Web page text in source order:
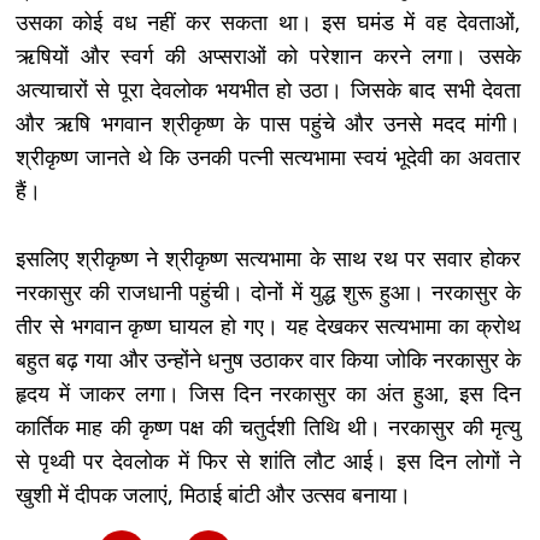
उसका कोई वध नहीं कर सकता था। इस घमंड में वह देवताओं,
ऋषियों और स्वर्ग की अप्सराओं को परेशान करने लगा। उसके
अत्याचारों से पूरा देवलोक भयभीत हो उठा। जिसके बाद सभी देवता
और ऋषि भगवान श्रीकृष्ण के पास पहुंचे और उनसे मदद मांगी।
श्रीकृष्ण जानते थे कि उनकी पत्नी सत्यभामा स्वयं भूदेवी का अवतार
हैं।
इसलिए श्रीकृष्ण ने श्रीकृष्ण सत्यभामा के साथ रथ पर सवार होकर
नरकासुर की राजधानी पहुंची। दोनों में युद्ध शुरू हुआ। नरकासुर के
तीर से भगवान कृष्ण घायल हो गए। यह देखकर सत्यभामा का क्रोथ
बहुत बढ़ गया और उन्होंने धनुष उठाकर वार किया जोकि नरकासुर के
हृदय में जाकर लगा। जिस दिन नरकासुर का अंत हुआ, इस दिन
कार्तिक माह की कृष्ण पक्ष की चतुर्दशी तिथि थी। नरकासुर की मृत्यु
से पृथ्वी पर देवलोक में फिर से शांति लौट आई। इस दिन लोगों ने
खुशी में दीपक जलाएं, मिठाई बांटी और उत्सव बनाया।